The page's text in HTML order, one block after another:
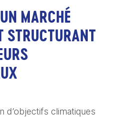
MARCHÉ
STRUCTURANT
d’objectifs climatiques